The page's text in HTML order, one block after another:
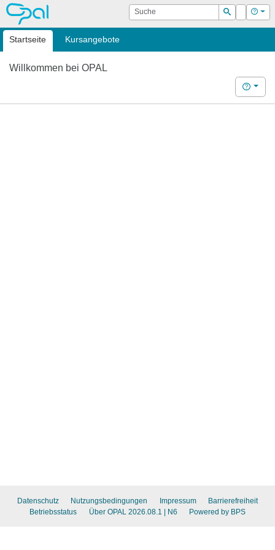
OPAL Suche
Suchen
Login Hilfe
Startseite Kursangebote
Willkommen bei OPAL
Hilfe
Datenschutz Nutzungsbedingungen Impressum
Barrierefreiheit
Betriebsstatus
Über OPAL 2026.08.1 | N6 Powered by BPS